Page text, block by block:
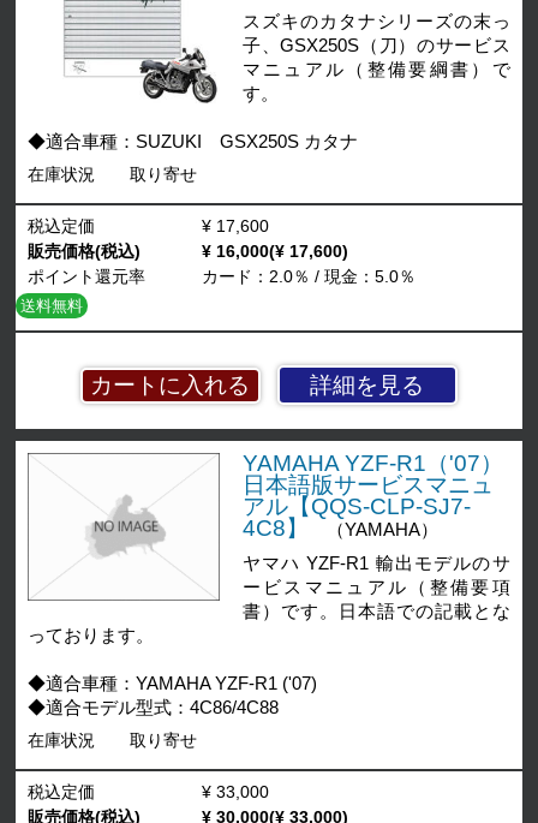
スズキのカタナシリーズの末っ
子、GSX250S（刀）のサービス
マニュアル（整備要綱書）で
す。
◆適合車種：SUZUKI GSX250S カタナ
在庫状況
取り寄せ
詳細を見る
税込定価
¥ 17,600
販売価格(税込)
¥ 16,000(¥ 17,600)
ポイント還元率
カード：2.0％ / 現金：5.0％
送料無料
YAMAHA YZF-R1（'07）
日本語版サービスマニュ
アル【QQS-CLP-SJ7-
4C8】
（YAMAHA）
ヤマハ YZF-R1 輸出モデルのサ
ービスマニュアル（整備要項
書）です。日本語での記載とな
っております。
◆適合車種：YAMAHA YZF-R1 ('07)
◆適合モデル型式：4C86/4C88
在庫状況
取り寄せ
税込定価
¥ 33,000
販売価格(税込)
¥ 30,000(¥ 33,000)